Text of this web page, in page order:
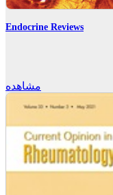
Endocrine Reviews
مشاهده